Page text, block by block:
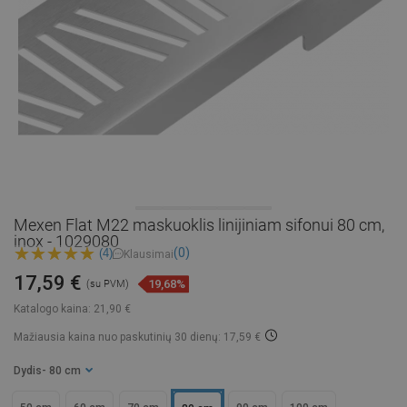
Mexen Flat M22 maskuoklis linijiniam sifonui 80 cm,
inox - 1029080
(4) Klausimai(0)
Katalogo kaina: 21,90 €
17,59 € (su PVM) 19,68%
Mažiausia kaina nuo paskutinių 30 dienų: 17,59 €
Dydis - 80 cm